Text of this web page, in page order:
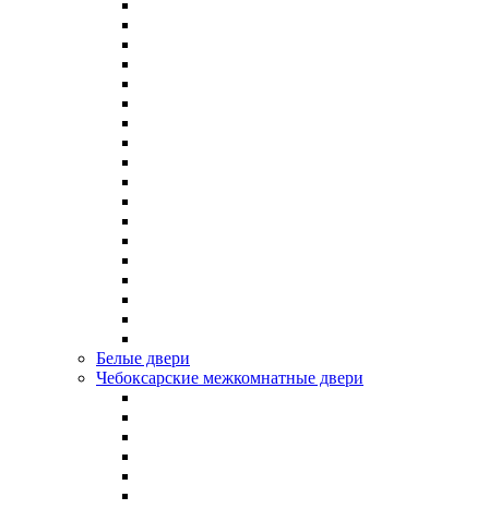
Белые двери
Чебоксарские межкомнатные двери